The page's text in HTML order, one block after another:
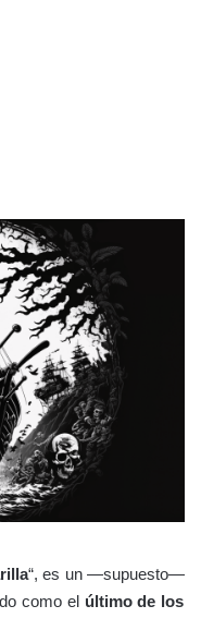
“, es un —supuesto—
como el último de los